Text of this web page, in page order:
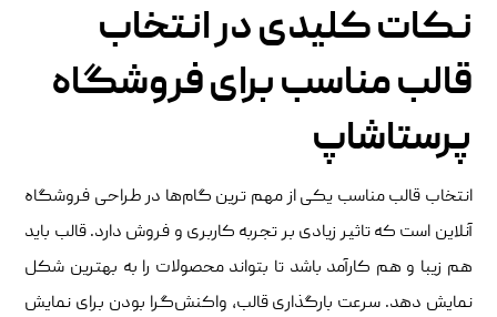
نکات کلیدی در انتخاب
قالب مناسب برای فروشگاه
پرستاشاپ
انتخاب قالب مناسب یکی از مهم ‌ترین گام‌ها در طراحی فروشگاه
آنلاین است که تاثیر زیادی بر تجربه کاربری و فروش دارد. قالب باید
هم زیبا و هم کارآمد باشد تا بتواند محصولات را به بهترین شکل
نمایش دهد. سرعت بارگذاری قالب، واکنش‌گرا بودن برای نمایش